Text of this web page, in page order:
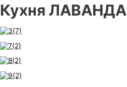
Кухня ЛАВАНДА